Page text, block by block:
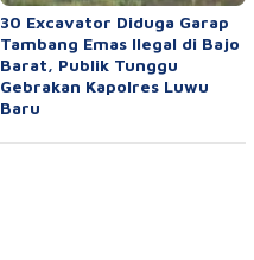
30 Excavator Diduga Garap
Tambang Emas Ilegal di Bajo
Barat, Publik Tunggu
Gebrakan Kapolres Luwu
Baru